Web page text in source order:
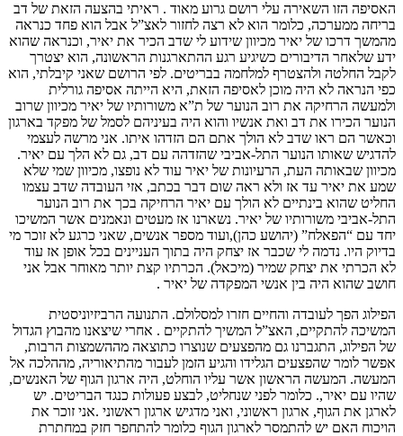
האסיפה הזו השאירה עלי רושם גרוע מאוד . ראיתי בהצעה הזאת של דב
בריחה ממערכה, כלומר הוא לא רצה לחזור לאצ”ל אבל הוא פחד כנראה
מהמשך דרכו של יאיר מכיוון שידוע לי שדב הכיר את יאיר, וכנראה שהוא
ידע שלאחר הדיבורים כשיגיע רגע ההתארגנות הראשונה, הוא יצטרך
לקבל החלטה ולהצטרף למלחמה בבריטים. לפי הרושם שאני קיבלתי, הוא
כפי הנראה לא היה מוכן לאסיפה הזאת, היא הייתה אסיפה גורלית
ולמעשה הרחיקה את רוב הנוער של ת”א משורותיו של יאיר מכיוון שרוב
הנוער הכירו את דב ואת אנשיו והוא היה בעיניהם לסמל של מפקד בארגון
וכאשר הם ראו שדב לא הולך אתם הם הזדהו איתו. אני מרשה לעצמי
להדגיש שאותו הנוער התל-אביבי שהזדהה עם דב, גם לא הלך עם יאיר.
מכיוון שבאותה העת, הרעיונות של יאיר עוד לא נופצו, מכיוון שמי שלא
שמע את יאיר עד אז ולא ראה שום דבר בכתב, אזי העובדה שדב עצמו
החליט שהוא בינתיים לא הולך עם יאיר הרחיקה בכך את רוב הנוער
התל-אביבי משורותיו של יאיר. נשארנו אז מעטים ונאמנים אשר המשיכו
יחד עם “הפאלח” (יהושע כהן),ועוד מספר אנשים, שאני כרגע לא זוכר מי
בדיוק היו. נדמה לי שכבר אז יצחק היה בתוך העניינים בכל אופן אז עוד
לא הכרתי את יצחק שמיר (מיכאל). הכרתיו קצת יותר מאוחר אבל אני
חושב שהוא היה בין אנשי המפקדה של יאיר .
הפילוג הפך לעובדה והחיים חזרו למסלולם. התנועה הרביזיוניסטית
המשיכה להתקיים, האצ”ל המשיך להתקיים . אחרי שיצאנו מהבוץ הגדול
של הפילוג, התגברנו גם מהפצעים שנוצרו כתוצאה מההשמצות הרבות,
אפשר לומר שהפצעים הגלידו והגיע הזמן לעבור מהתיאוריה, מההלכה אל
המעשה. המעשה הראשון אשר עליו הוחלט, היה ארגון הגוף של האנשים,
שהיו עם יאיר,. כלומר לפני שנחליט, לבצע פעולות כנגד הבריטים. יש
לארגן את הגוף, ארגון ראשוני, ואני מדגיש ארגון ראשוני .אני זוכר את
הויכוח האם יש להתמסר לארגון הגוף כלומר להתחפר חזק במחתרת